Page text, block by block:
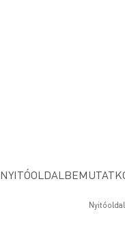
NYITÓOLDAL